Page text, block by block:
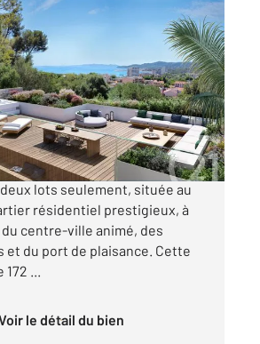
83
000 €
de la Villa GAIA, une
lots seulement, située au
résidentiel prestigieux, à
centre-ville animé, des
et du port de plaisance. Cette
...
Voir le détail du bien